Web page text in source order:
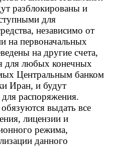
разблокированы и
для
независимо от
на первоначальных
на другие счета,
для любых конечных
Центральным банком
Иран, и будут
распоряжения.
выдать все
лицензии и
режима,
данного